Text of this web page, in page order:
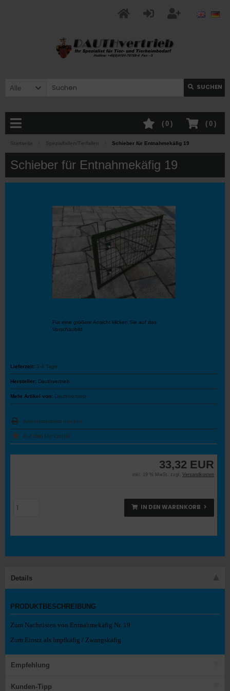
Alle SUCHEN
( 0 )
( 0 )
Startseite Spezialfallen/Tierfallen Schieber für Entnahmekäfig 19
Schieber für Entnahmekäfig 19
Für eine größere Ansicht klicken Sie auf das
Vorschaubild
33,32 EUR
inkl. 19 % MwSt. zzgl. Versandkosten
IN DEN WARENKORB
Lieferzeit: 3-4 Tage
Hersteller: Dauthvertrieb
Mehr Artikel von: Dauthvertrieb
Artikeldatenblatt drucken
Details
PRODUKTBESCHREIBUNG
Zum Nachrüsten von Entnahmekäfig Nr. 19
Zum Einstz als Impfkäfig / Zwangskäfig
Empfehlung
Kunden-Tipp